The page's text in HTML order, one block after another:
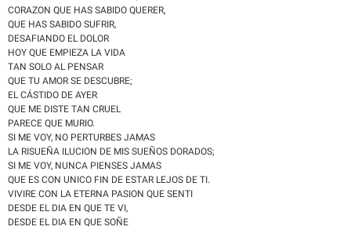
CORAZON QUE HAS SABIDO QUERER,
QUE HAS SABIDO SUFRIR,
DESAFIANDO EL DOLOR
HOY QUE EMPIEZA LA VIDA
TAN SOLO AL PENSAR
QUE TU AMOR SE DESCUBRE;
EL CÁSTIDO DE AYER
QUE ME DISTE TAN CRUEL
PARECE QUE MURIO.
SI ME VOY, NO PERTURBES JAMAS
LA RISUEÑA ILUCION DE MIS SUEÑOS DORADOS;
SI ME VOY, NUNCA PIENSES JAMAS
QUE ES CON UNICO FIN DE ESTAR LEJOS DE TI.
VIVIRE CON LA ETERNA PASION QUE SENTI
DESDE EL DIA EN QUE TE VI,
DESDE EL DIA EN QUE SOÑE